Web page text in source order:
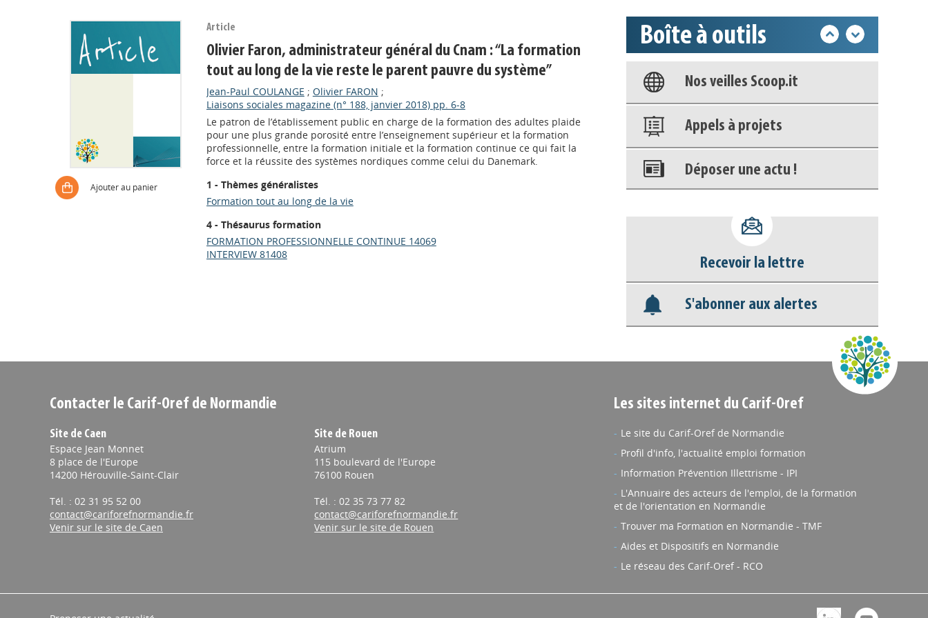
Ajouter au panier
Article
Olivier Faron, administrateur général du Cnam : “La formation
tout au long de la vie reste le parent pauvre du système”
Jean-Paul COULANGE ; Olivier FARON ;
Liaisons sociales magazine (n° 188, janvier 2018) pp. 6-8
Le patron de l’établissement public en charge de la formation des adultes plaide
pour une plus grande porosité entre l’enseignement supérieur et la formation
professionnelle, entre la formation initiale et la formation continue ce qui fait la
force et la réussite des systèmes nordiques comme celui du Danemark.
1 - Thèmes généralistes
Formation tout au long de la vie
4 - Thésaurus formation
FORMATION PROFESSIONNELLE CONTINUE 14069
INTERVIEW 81408
Boîte à outils
Base documentaire
Nos veilles Scoop.it
Appels à projets
Déposer une actu !
déconnecter)
Base documentaire
Nos veilles Scoop.it
Recevoir la lettre
S'abonner aux alertes
Contacter le Carif-Oref de Normandie
Site de Caen
Espace Jean Monnet
8 place de l'Europe
14200 Hérouville-Saint-Clair
Tél. : 02 31 95 52 00
contact@cariforefnormandie.fr
Venir sur le site de Caen
Site de Rouen
Atrium
115 boulevard de l'Europe
76100 Rouen
Tél. : 02 35 73 77 82
contact@cariforefnormandie.fr
Venir sur le site de Rouen
Les sites internet du Carif-Oref
Le site du Carif-Oref de Normandie
Profil d'info, l'actualité emploi formation
Information Prévention Illettrisme - IPI
L'Annuaire des acteurs de l'emploi, de la formation
et de l'orientation en Normandie
Trouver ma Formation en Normandie - TMF
Aides et Dispositifs en Normandie
Le réseau des Carif-Oref - RCO